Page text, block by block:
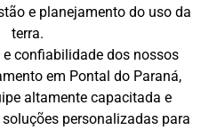
e planejamento do uso da
terra.
confiabilidade dos nossos
em Pontal do Paraná,
altamente capacitada e
personalizadas para